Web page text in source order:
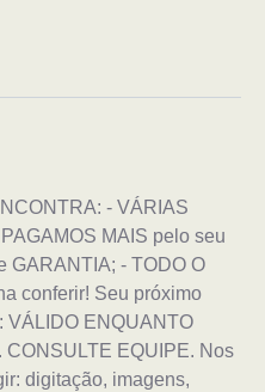
- VÁRIAS
MAIS pelo seu
GARANTIA; - TODO O
conferir! Seu próximo
VÁLIDO ENQUANTO
CONSULTE EQUIPE. Nos
digitação, imagens,